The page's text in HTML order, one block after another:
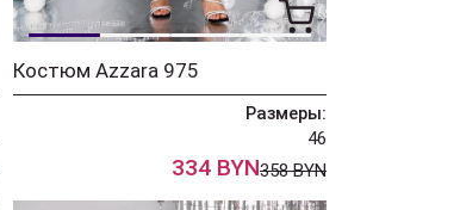
Костюм Azzara 975
Размеры:
46
334 BYN358 BYN